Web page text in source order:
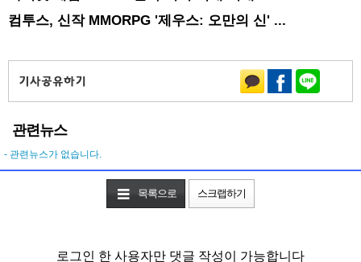
컴투스, 신작 MMORPG '제우스: 오만의 신' ...
관련뉴스
- 관련뉴스가 없습니다.
목록으로 스크랩하기
로그인 한 사용자만 댓글 작성이 가능합니다